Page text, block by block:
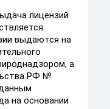
лицензий
выдаются на
а
РФ №
на основании